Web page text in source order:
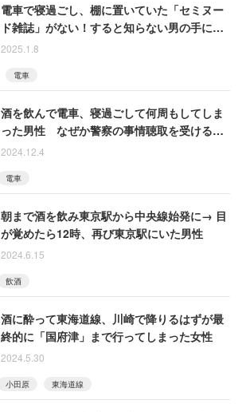
電車で寝過ごし、棚に置いていた「セミヌー
ド雑誌」がない！すると知らない男の手に雑
誌が…… 取り返した女性
2025.1.8
電車
酒を飲んで電車、寝過ごして何周もしてしま
った男性 なぜか警察の事情聴取を受けるこ
とに
2024.12.4
電車
朝まで酒を飲み東京駅から中央線始発に→ 目
が覚めたら12時、再び東京駅にいた男性
2024.6.15
飲酒
酒に酔って東海道線、川崎で降りるはずが最
終的に「国府津」まで行ってしまった女性
2024.5.30
小田原 東海道線